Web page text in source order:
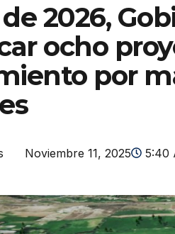
2026,
ocho
por
Noviembre 11, 2025 5:40